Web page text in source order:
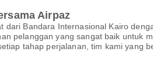
Airpaz
Bandara Internasional Kairo
pelanggan yang sangat baik untuk
tahap perjalanan, tim kami yang